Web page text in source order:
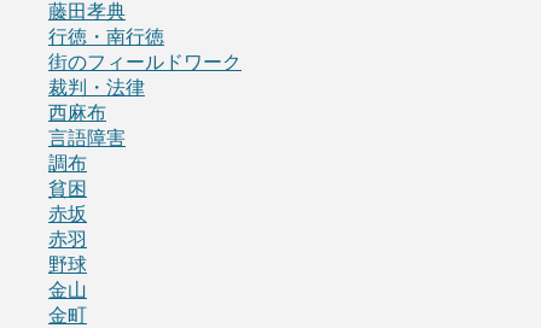
藤田孝典
行徳・南行徳
街のフィールドワーク
裁判・法律
西麻布
言語障害
調布
貧困
赤坂
赤羽
野球
金山
金町